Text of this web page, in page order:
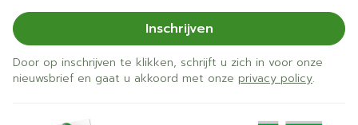
Inschrijven
Door op inschrijven te klikken, schrijft u zich in voor onze
nieuwsbrief en gaat u akkoord met onze privacy policy.